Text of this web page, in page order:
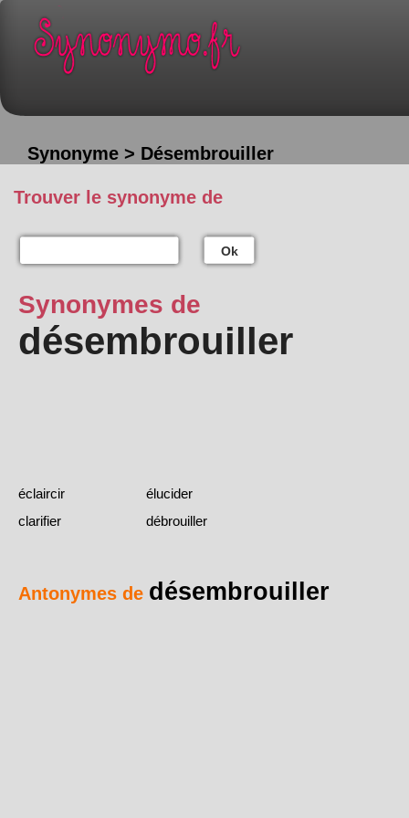
Synonyme > Désembrouiller
Trouver le synonyme de
Ok
Synonymes de
désembrouiller
éclaircir
élucider
clarifier
débrouiller
Antonymes de désembrouiller